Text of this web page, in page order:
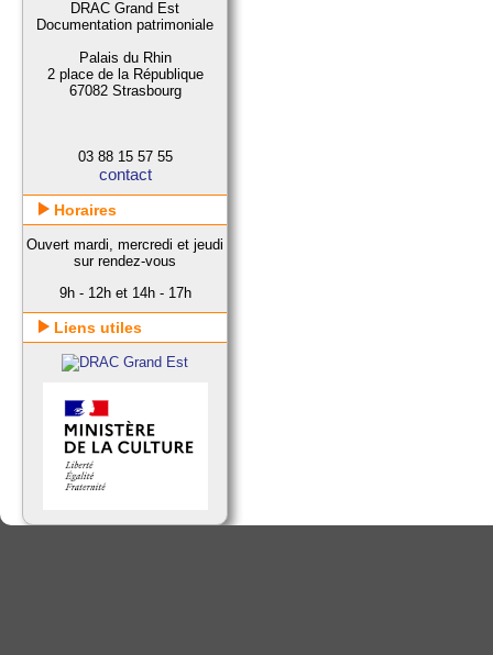
DRAC Grand Est
Documentation patrimoniale
Palais du Rhin
2 place de la République
67082 Strasbourg
03 88 15 57 55
contact
Horaires
Ouvert mardi, mercredi et jeudi
sur rendez-vous
9h - 12h et 14h - 17h
Liens utiles